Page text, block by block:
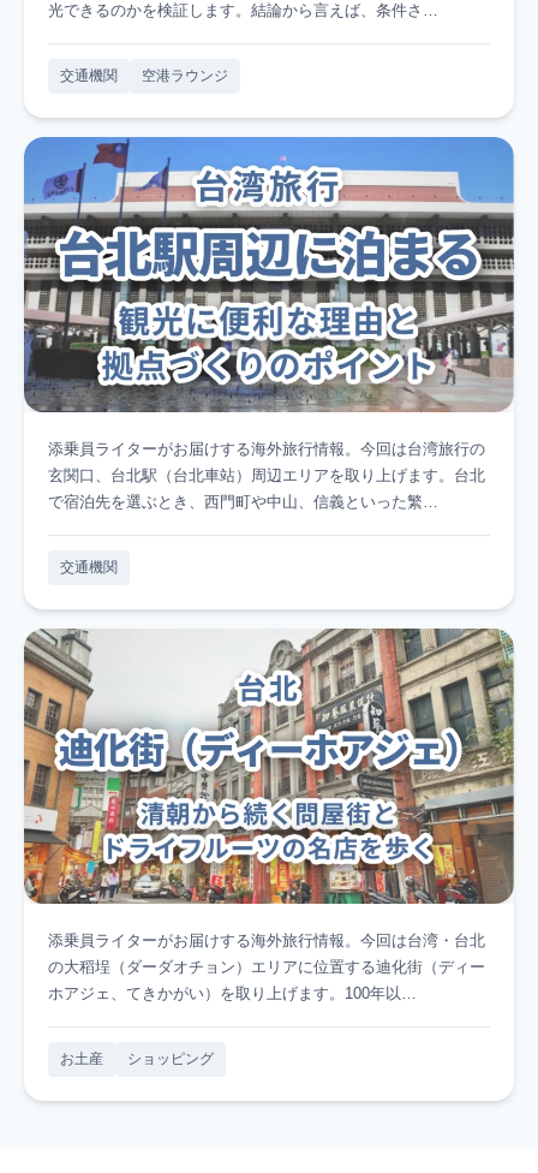
光できるのかを検証します。結論から言えば、条件さ…
交通機関 空港ラウンジ
添乗員ライターがお届けする海外旅行情報。今回は台湾旅行の
玄関口、台北駅（台北車站）周辺エリアを取り上げます。台北
で宿泊先を選ぶとき、西門町や中山、信義といった繁…
交通機関
添乗員ライターがお届けする海外旅行情報。今回は台湾・台北
の大稻埕（ダーダオチョン）エリアに位置する迪化街（ディー
ホアジェ、てきかがい）を取り上げます。100年以…
お土産 ショッピング